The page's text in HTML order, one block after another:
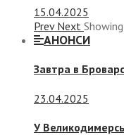
15.04.2025
Prev Next Showing
АНОНСИ
Завтра в
23.04.2025
У